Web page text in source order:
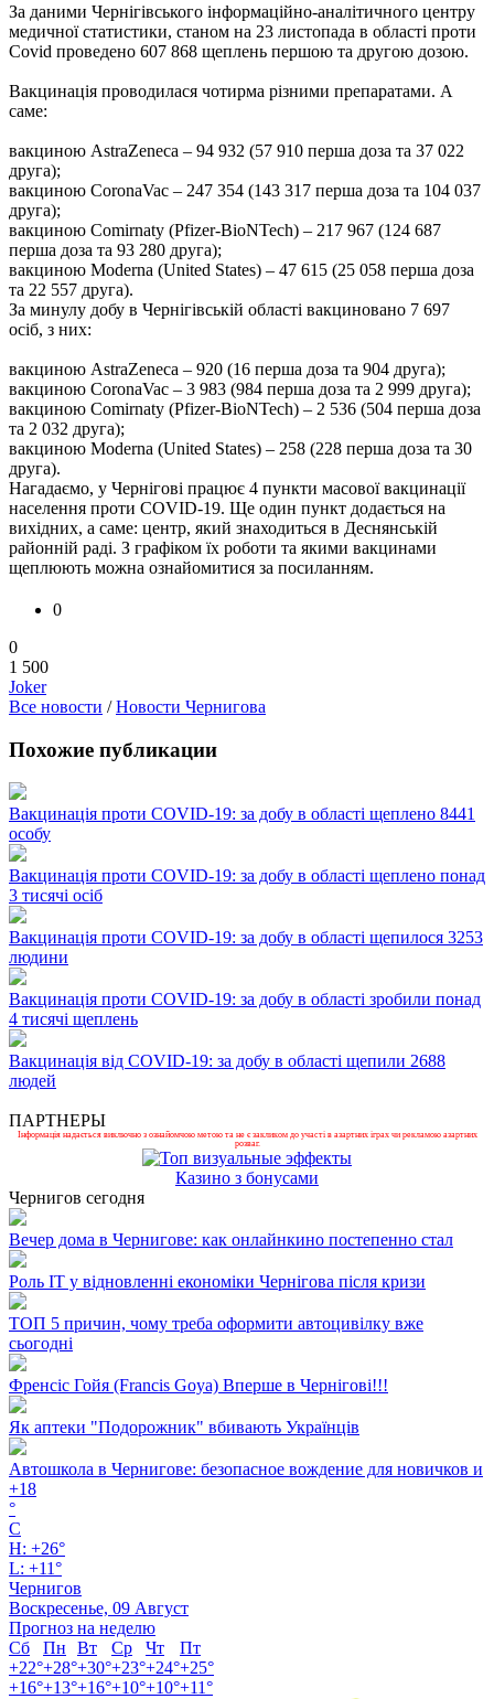
За даними Чернігівського інформаційно-аналітичного центру
медичної статистики, станом на 23 листопада в області проти
Covid проведено 607 868 щеплень першою та другою дозою.
Вакцинація проводилася чотирма різними препаратами. А
саме:
вакциною AstraZeneca – 94 932 (57 910 перша доза та 37 022
друга);
вакциною CoronaVac – 247 354 (143 317 перша доза та 104 037
друга);
вакциною Comirnaty (Pfizer-BioNTech) – 217 967 (124 687
перша доза та 93 280 друга);
вакциною Moderna (United States) – 47 615 (25 058 перша доза
та 22 557 друга).
За минулу добу в Чернігівській області вакциновано 7 697
осіб, з них:
вакциною AstraZeneca – 920 (16 перша доза та 904 друга);
вакциною CoronaVac – 3 983 (984 перша доза та 2 999 друга);
вакциною Comirnaty (Pfizer-BioNTech) – 2 536 (504 перша доза
та 2 032 друга);
вакциною Moderna (United States) – 258 (228 перша доза та 30
друга).
Нагадаємо, у Чернігові працює 4 пункти масової вакцинації
населення проти COVID-19. Ще один пункт додається на
вихідних, а саме: центр, який знаходиться в Деснянській
районній раді. З графіком їх роботи та якими вакцинами
щеплюють можна ознайомитися за посиланням.
0
0
1 500
Joker
Все новости /Новости Чернигова
Похожие публикации
Вакцинація проти COVID-19: за добу в області щеплено 8441
особу
Вакцинація проти COVID-19: за добу в області щеплено понад
3 тисячі осіб
Вакцинація проти COVID-19: за добу в області щепилося 3253
людини
Вакцинація проти COVID-19: за добу в області зробили понад
4 тисячі щеплень
Вакцинація від COVID-19: за добу в області щепили 2688
людей
ПАРТНЕРЫ
Інформація надається виключно з ознайомчою метою та не є закликом до участі в азартних іграх чи рекламою азартних
розваг.
Казино з бонусами
Чернигов сегодня
Вечер дома в Чернигове: как онлайнкино постепенно стал
Роль ІТ у відновленні економіки Чернігова після кризи
ТОП 5 причин, чому треба оформити автоцивілку вже
сьогодні
Френсіс Гойя (Francis Goya) Вперше в Чернігові!!!
Як аптеки "Подорожник" вбивають Українців
Автошкола в Чернигове: безопасное вождение для новичков и
+18
°
C
H: +26°
L: +11°
Чернигов
Воскресенье, 09 Август
Прогноз на неделю
Сб
Пн Вт Ср Чт
Пт
+22°+28°+30°+23°+24°+25°
+16°+13°+16°+10°+10°+11°